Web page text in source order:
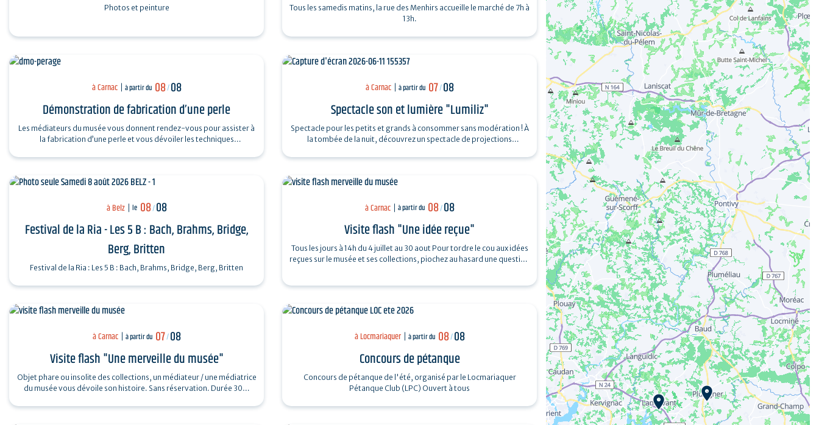
Photos et peinture
Tous les samedis matins, la rue des Menhirs accueille le marché de 7h à
13h.
à Carnac à partir du 08/ 08
Démonstration de fabrication d’une perle
Les médiateurs du musée vous donnent rendez-vous pour assister à
la fabrication d’une perle et vous dévoiler les techniques
à Carnac à partir du 07/ 08
Spectacle son et lumière "Lumiliz"
Spectacle pour les petits et grands à consommer sans modération ! À
la tombée de la nuit, découvrez un spectacle de projections
à Belz le 08/ 08
Festival de la Ria - Les 5 B : Bach, Brahms, Bridge,
Berg, Britten
Festival de la Ria : Les 5 B : Bach, Brahms, Bridge, Berg, Britten
à Carnac à partir du 08/ 08
Visite flash "Une idée reçue"
Tous les jours à 14h du 4 juillet au 30 aout Pour tordre le cou aux idées
reçues sur le musée et ses collections, piochez au hasard une question
à Carnac à partir du 07/ 08
Visite flash "Une merveille du musée"
Objet phare ou insolite des collections, un médiateur / une médiatrice
du musée vous dévoile son histoire. Sans réservation. Durée 30…
à Locmariaquer à partir du 08/ 08
Concours de pétanque
Concours de pétanque de l'été, organisé par le Locmariaquer
Pétanque Club (LPC) Ouvert à tous